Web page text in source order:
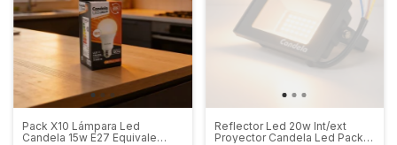
Pack X10 Lámpara Led
Candela 15w E27 Equivale
Reflector Led 20w Int/ext
Proyector Candela Led Pack